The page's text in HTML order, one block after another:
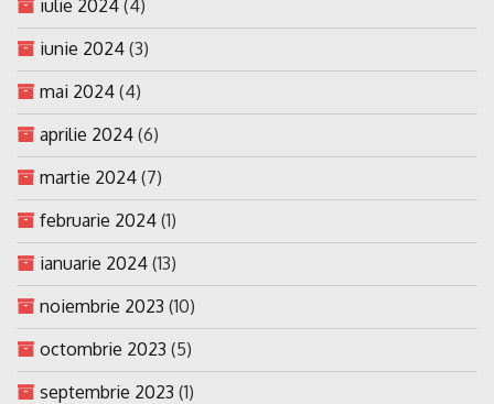
iulie 2024 (4)
iunie 2024 (3)
mai 2024 (4)
aprilie 2024 (6)
martie 2024 (7)
februarie 2024 (1)
ianuarie 2024 (13)
noiembrie 2023 (10)
octombrie 2023 (5)
septembrie 2023 (1)